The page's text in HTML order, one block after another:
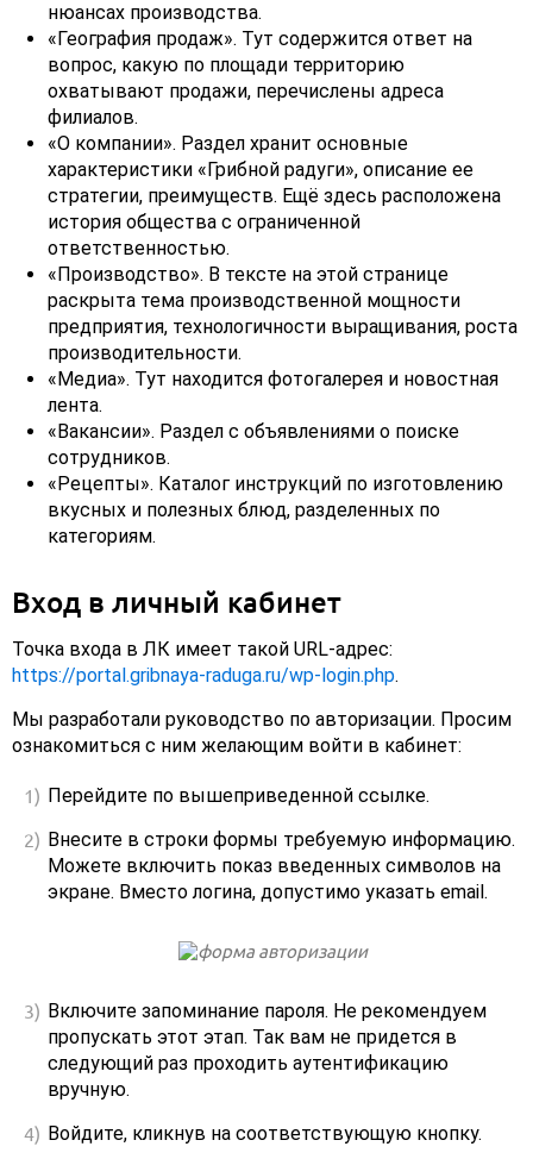
нюансах производства.
«География продаж». Тут содержится ответ на
вопрос, какую по площади территорию
охватывают продажи, перечислены адреса
филиалов.
«О компании». Раздел хранит основные
характеристики «Грибной радуги», описание ее
стратегии, преимуществ. Ещё здесь расположена
история общества с ограниченной
ответственностью.
«Производство». В тексте на этой странице
раскрыта тема производственной мощности
предприятия, технологичности выращивания, роста
производительности.
«Медиа». Тут находится фотогалерея и новостная
лента.
«Вакансии». Раздел с объявлениями о поиске
сотрудников.
«Рецепты». Каталог инструкций по изготовлению
вкусных и полезных блюд, разделенных по
категориям.
Вход в личный кабинет
Точка входа в ЛК имеет такой URL-адрес:
https://portal.gribnaya-raduga.ru/wp-login.php.
Мы разработали руководство по авторизации. Просим
ознакомиться с ним желающим войти в кабинет:
Перейдите по вышеприведенной ссылке.
Внесите в строки формы требуемую информацию.
Можете включить показ введенных символов на
экране. Вместо логина, допустимо указать email.
Включите запоминание пароля. Не рекомендуем
пропускать этот этап. Так вам не придется в
следующий раз проходить аутентификацию
вручную.
Войдите, кликнув на соответствующую кнопку.